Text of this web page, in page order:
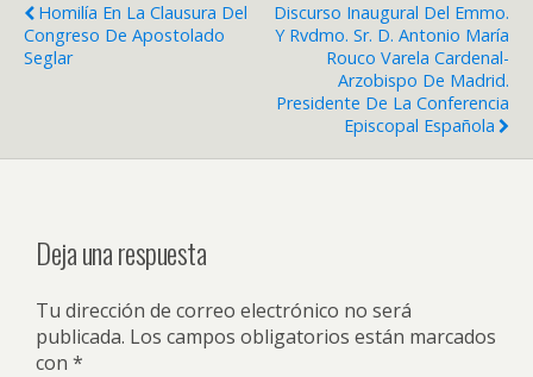
Homilía En La Clausura Del
Congreso De Apostolado
Seglar
Discurso Inaugural Del Emmo.
Y Rvdmo. Sr. D. Antonio María
Rouco Varela Cardenal-
Arzobispo De Madrid.
Presidente De La Conferencia
Episcopal Española
Deja una respuesta
Tu dirección de correo electrónico no será
publicada. Los campos obligatorios están marcados
con *